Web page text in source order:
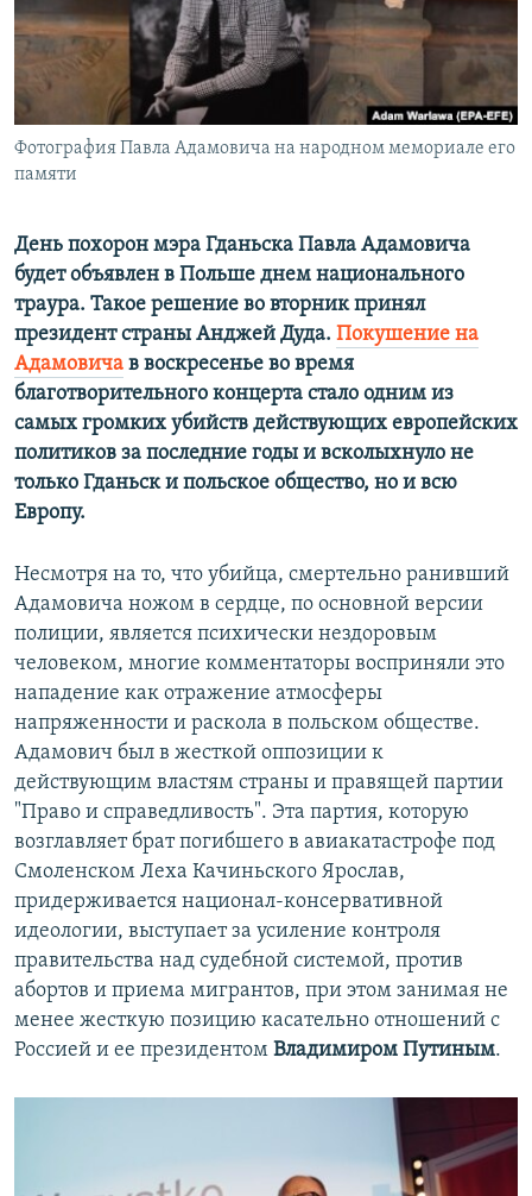
ПОБЕДИТЕЛЕЙ НЕ СУДЯТ?
КРЫМ.НЕПОКОРЕННЫЙ
УКРАИНСКАЯ ПРОБЛЕМА КРЫМА
ПРИСОЕДИНЯЙТЕСЬ!
Все сайты RFE/RL
Фотография Павла Адамовича на народном мемориале его
памяти
День похорон мэра Гданьска Павла Адамовича
будет объявлен в Польше днем национального
траура. Такое решение во вторник принял
президент страны Анджей Дуда. Покушение на
Адамовича в воскресенье во время
благотворительного концерта стало одним из
самых громких убийств действующих европейских
политиков за последние годы и всколыхнуло не
только Гданьск и польское общество, но и всю
Европу.
Несмотря на то, что убийца, смертельно ранивший
Адамовича ножом в сердце, по основной версии
полиции, является психически нездоровым
человеком, многие комментаторы восприняли это
нападение как отражение атмосферы
напряженности и раскола в польском обществе.
Адамович был в жесткой оппозиции к
действующим властям страны и правящей партии
"Право и справедливость". Эта партия, которую
возглавляет брат погибшего в авиакатастрофе под
Смоленском Леха Качиньского Ярослав,
придерживается национал-консервативной
идеологии, выступает за усиление контроля
правительства над судебной системой, против
абортов и приема мигрантов, при этом занимая не
менее жесткую позицию касательно отношений с
Россией и ее президентом Владимиром Путиным.